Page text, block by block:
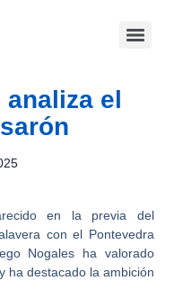
analiza el
en la previa del
con el Pontevedra
Nogales ha valorado
ha destacado la ambición